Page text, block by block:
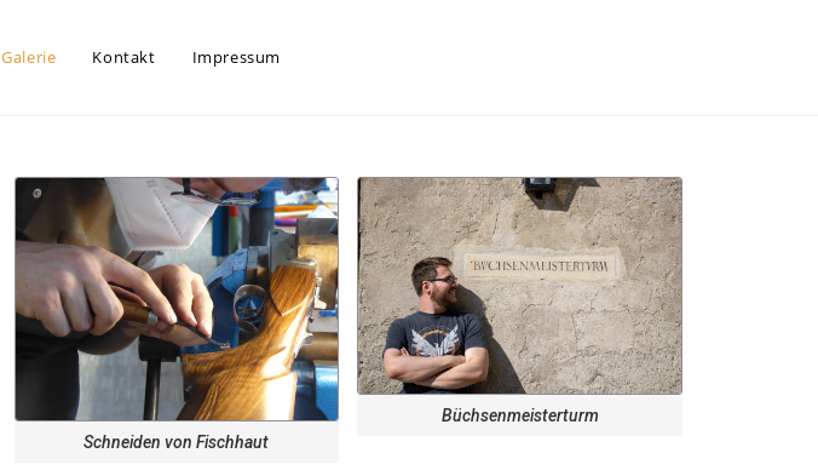
Galerie Kontakt Impressum
Schneiden von Fischhaut
Büchsenmeisterturm